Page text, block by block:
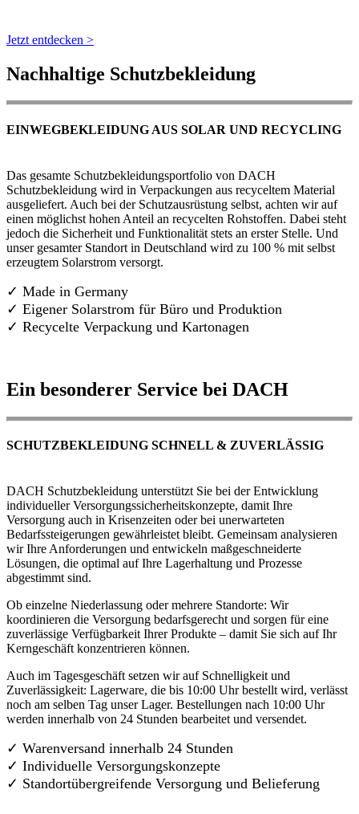
Jetzt entdecken >
Nachhaltige Schutzbekleidung
EINWEGBEKLEIDUNG AUS SOLAR UND RECYCLING
Das gesamte Schutzbekleidungsportfolio von DACH
Schutzbekleidung wird in Verpackungen aus recyceltem Material
ausgeliefert. Auch bei der Schutzausrüstung selbst, achten wir auf
einen möglichst hohen Anteil an recycelten Rohstoffen. Dabei steht
jedoch die Sicherheit und Funktionalität stets an erster Stelle. Und
unser gesamter Standort in Deutschland wird zu 100 % mit selbst
erzeugtem Solarstrom versorgt.
✓ Made in Germany
✓ Eigener Solarstrom für Büro und Produktion
✓ Recycelte Verpackung und Kartonagen
Ein besonderer Service bei DACH
SCHUTZBEKLEIDUNG SCHNELL & ZUVERLÄSSIG
DACH Schutzbekleidung unterstützt Sie bei der Entwicklung
individueller Versorgungssicherheitskonzepte, damit Ihre
Versorgung auch in Krisenzeiten oder bei unerwarteten
Bedarfssteigerungen gewährleistet bleibt. Gemeinsam analysieren
wir Ihre Anforderungen und entwickeln maßgeschneiderte
Lösungen, die optimal auf Ihre Lagerhaltung und Prozesse
abgestimmt sind.
Ob einzelne Niederlassung oder mehrere Standorte: Wir
koordinieren die Versorgung bedarfsgerecht und sorgen für eine
zuverlässige Verfügbarkeit Ihrer Produkte – damit Sie sich auf Ihr
Kerngeschäft konzentrieren können.
Auch im Tagesgeschäft setzen wir auf Schnelligkeit und
Zuverlässigkeit: Lagerware, die bis 10:00 Uhr bestellt wird, verlässt
noch am selben Tag unser Lager. Bestellungen nach 10:00 Uhr
werden innerhalb von 24 Stunden bearbeitet und versendet.
✓ Warenversand innerhalb 24 Stunden
✓ Individuelle Versorgungskonzepte
✓ Standortübergreifende Versorgung und Belieferung